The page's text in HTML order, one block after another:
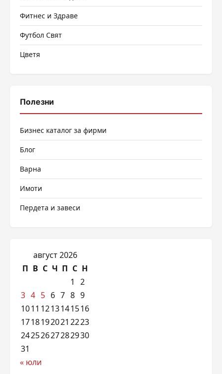
Фитнес и Здраве
Футбол Свят
Цветя
Полезни
Бизнес каталог за фирми
Блог
Варна
Имоти
Пердета и завеси
август 2026
П В С Ч П С Н
1
2
3 4 5 6 7 8 9
1011 1213141516
1718192021 2223
24252627282930
31
« юли